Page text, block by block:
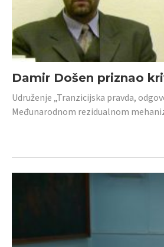
Damir Došen priznao
Udruženje „Tranzicijska pravda,
Međunarodnom rezidualnom